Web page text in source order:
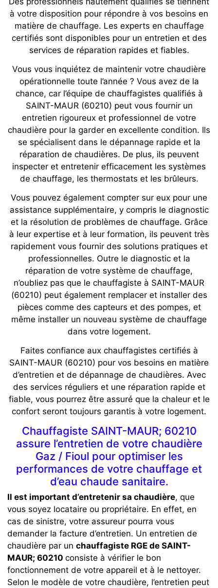
à votre disposition pour répondre à vos besoins en
matière de chauffage. Les experts en chauffage
certifiés sont disponibles pour un entretien et des
services de réparation rapides et fiables.
Vous vous inquiétez de maintenir votre chaudière
opérationnelle toute l’année ? Vous avez de la
chance, car l’équipe de chauffagistes qualifiés à
SAINT-MAUR (60210) peut vous fournir un
entretien rigoureux et professionnel de votre
chaudière pour la garder en excellente condition. Ils
se spécialisent dans le dépannage rapide et la
réparation de chaudières. De plus, ils peuvent
inspecter et entretenir efficacement les systèmes
de chauffage, les thermostats et les brûleurs.
Vous pouvez également compter sur eux pour une
assistance supplémentaire, y compris le diagnostic
et la résolution de problèmes de chauffage. Grâce
à leur expertise et à leur formation, ils peuvent très
rapidement vous fournir des solutions pratiques et
professionnelles. Outre le diagnostic et la
réparation de votre système de chauffage,
n’oubliez pas que le chauffagiste à SAINT-MAUR
(60210) peut également remplacer et installer des
pièces comme des capteurs et des pompes, et
même installer un nouveau système de chauffage
dans votre logement.
Faites confiance aux chauffagistes certifiés à
SAINT-MAUR (60210) pour vos besoins en matière
d’entretien et de dépannage de chaudières. Avec
des services réguliers et une réparation rapide et
fiable, vous pourrez être assuré que la chaleur et le
confort seront toujours garantis à votre logement.
Chauffagiste SAINT-MAUR; 60210
assure l’entretien de votre chaudière
Gaz / Fioul pour optimiser les
performances de votre chauffage et
d’eau chaude sanitaire.
Il est important d’entretenir sa chaudière, que
vous soyez locataire ou propriétaire. En effet, en
cas de sinistre, votre assureur pourra vous
demander la facture d’entretien. Un entretien de
chaudière par un chauffagiste RGE de SAINT-
MAUR; 60210 consiste à vérifier le bon
fonctionnement de votre appareil et à le nettoyer.
Selon le modèle de votre chaudière, l’entretien peut